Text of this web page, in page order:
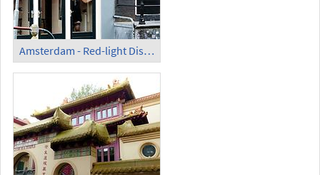
Amsterdam - Red-light District near Oude Kerk